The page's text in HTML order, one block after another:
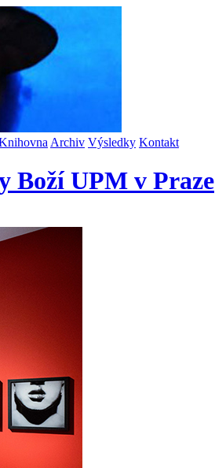
Archiv Výsledky Kontakt
Boží UPM v Praze